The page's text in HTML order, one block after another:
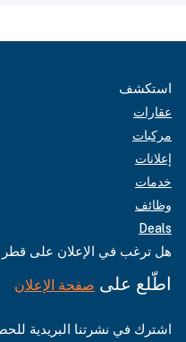
استكشف
عقارات
مركبات
إعلانات
خدمات
وظائف
Deals
هل ترغب في الإعلان على قطر
اطّلع على صفحة الإعلان
اشترك في نشرتنا البريدية